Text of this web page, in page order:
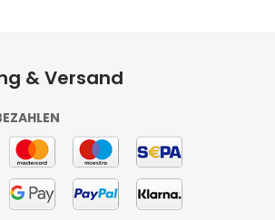
& Versand